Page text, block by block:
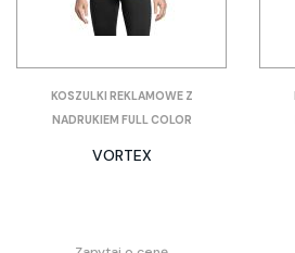
KOSZULKI REKLAMOWE Z
NADRUKIEM FULL COLOR
VORTEX